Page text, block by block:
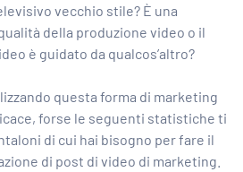
vecchio stile? È una
della produzione video o il
è guidato da qualcos’altro?
questa forma di marketing
forse le seguenti statistiche ti
di cui hai bisogno per fare il
di post di video di marketing.